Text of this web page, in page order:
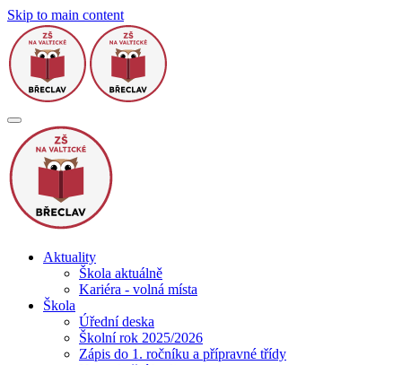
Skip to main content
Aktuality
Škola aktuálně
Kariéra - volná místa
Škola
Úřední deska
Školní rok 2025/2026
Zápis do 1. ročníku a přípravné třídy